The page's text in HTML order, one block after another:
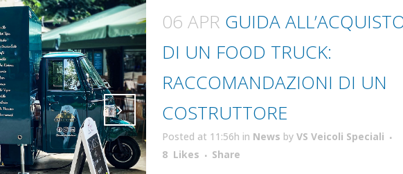
Attiva comando
06 APR GUIDA
DI UN FOOD TRUCK:
RACCOMANDAZIONI DI UN
COSTRUTTORE
Posted at 11:56h in News by VS Veicoli Speciali
8 Likes ShareAttiva comando